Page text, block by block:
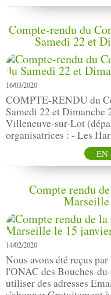
Compte-rendu du
Samedi 22 et
16/03/2020
COMPTE-RENDU du
Samedi 22 et Dimanche
Villeneuve-sur-Lot
organisatrices : - Les
EN
Compte rendu
14/02/2020
Nous avons été reçus
l'ONAC des Bouches-
utiliser des adresses